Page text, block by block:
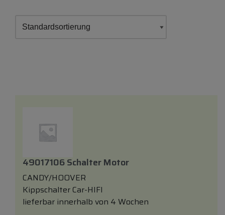
49017106 Schalter Motor
CANDY/HOOVER
Kippschalter Car-HIFI
lieferbar innerhalb von 4 Wochen